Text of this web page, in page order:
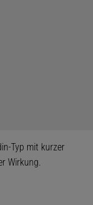
Typ mit kurzer
Wirkung.